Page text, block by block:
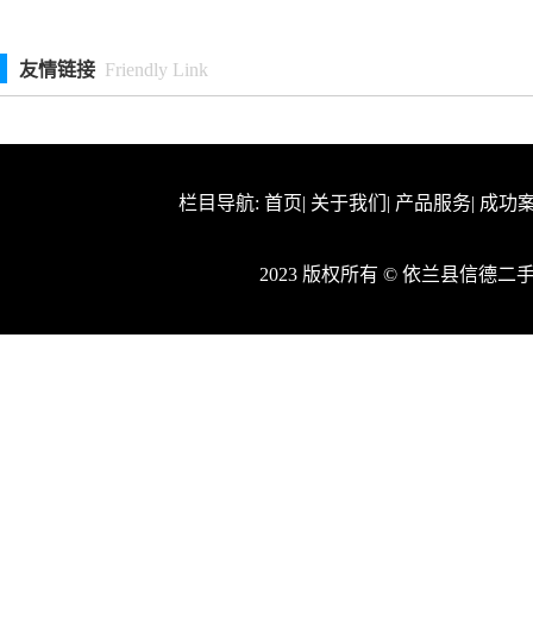
友情链接 Friendly Link
栏目导航: 首页| 关于我们 | 产品服务| 成功
2023 版权所有 © 依兰县信德二